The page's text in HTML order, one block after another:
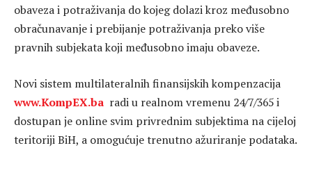
obaveza i potraživanja do kojeg dolazi kroz međusobno
obračunavanje i prebijanje potraživanja preko više
pravnih subjekata koji međusobno imaju obaveze.
Novi sistem multilateralnih finansijskih kompenzacija
www.KompEX.ba radi u realnom vremenu 24/7/365 i
dostupan je online svim privrednim subjektima na cijeloj
teritoriji BiH, a omogućuje trenutno ažuriranje podataka.